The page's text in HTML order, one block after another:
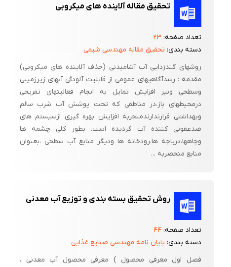
تحقیق مقاله آلاینده های میکروبی
تعداد صفحه:۲۳
دسته بندی: تحقیق مقاله مهندسی شیمی
روشهای گندزدایی آب آشامیدنی (حذف آلاینده های میکروبی)
مقدمه : رشدآگاهیهای عمومی از قابلیت آلودگی آبهای زیرزمینی
وسطحی ونیز افزایش تمایل به انجام فعالیتهای تفریحی
درمحیطهای باز،در مناطقی که تحت پوشش آب شرب سالم
وبهداشتی قرارندارندمنجربه افزایش بهره گیری ازسیستم های
ضدعفونی کننده آب گردیده است. بطور کلی چشمه ها
وچاهها،دریاچه ها،رودخانه ها ودیگر منابع آب سطحی ،بعنوان
منابع منحصربه ...
روش تحقیق بسته بندی و توزیع آب معدنی
تعداد صفحه:۴۴
دسته بندی: پایان نامه مهندسی صنایع غذایی
فصل اول معرفی محصول ) معرفی محصول آب معدنی ،